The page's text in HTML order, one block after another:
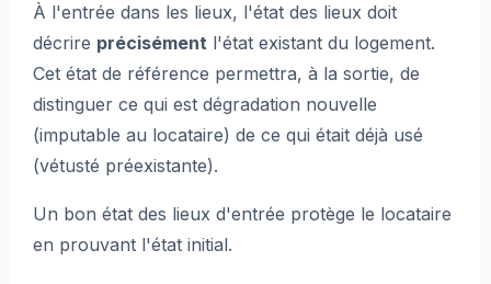
À l'entrée dans les lieux, l'état des lieux doit
décrire précisément l'état existant du logement.
Cet état de référence permettra, à la sortie, de
distinguer ce qui est dégradation nouvelle
(imputable au locataire) de ce qui était déjà usé
(vétusté préexistante).
Un bon état des lieux d'entrée protège le locataire
en prouvant l'état initial.